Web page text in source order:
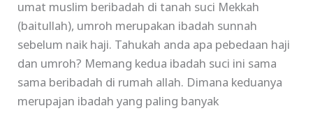
umat muslim beribadah di tanah suci Mekkah
(baitullah), umroh merupakan ibadah sunnah
sebelum naik haji. Tahukah anda apa pebedaan haji
dan umroh? Memang kedua ibadah suci ini sama
sama beribadah di rumah allah. Dimana keduanya
merupajan ibadah yang paling banyak